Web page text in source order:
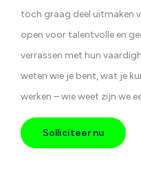
toch graag deel uitmaken
open voor talentvolle en
verrassen met hun
weten wie je bent, wat je
werken – wie weet zijn we
Solliciteer nu